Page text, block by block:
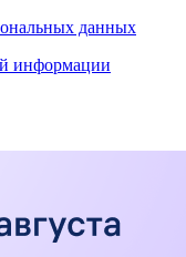
данных
информации